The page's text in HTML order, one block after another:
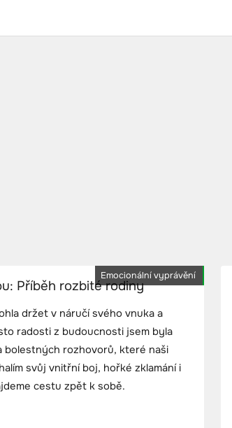
Emocionální vyprávění
Příběh rozbité rodiny
držet v náručí svého vnuka a
radosti z budoucnosti jsem byla
bolestných rozhovorů, které naši
svůj vnitřní boj, hořké zklamání i
cestu zpět k sobě.